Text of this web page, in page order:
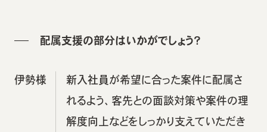
配属支援の部分はいかがでしょう？
伊勢様
新入社員が希望に合った案件に配属さ
れるよう、客先との面談対策や案件の理
解度向上などをしっかり支えていただき